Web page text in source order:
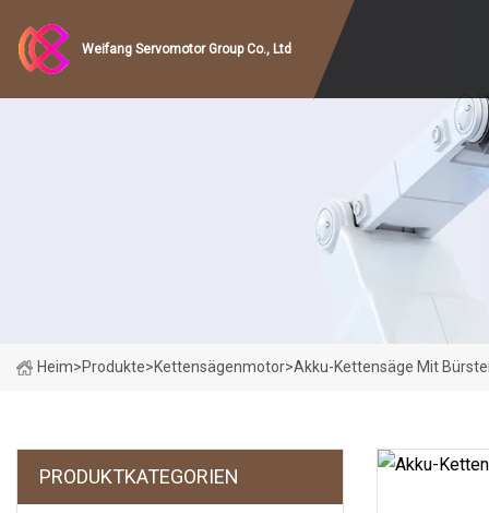
Weifang Servomotor Group Co., Ltd
Heim>Produkte>Kettensägenmotor>Akku-Kettensäge Mit
PRODUKTKATEGORIEN